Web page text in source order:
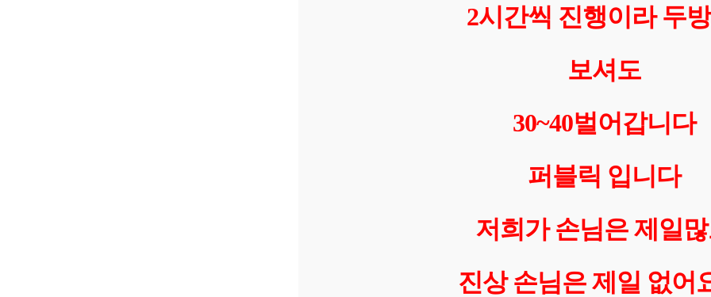
2시간씩 진행이라 두
보셔도
30~40벌어갑니다
퍼블릭 입니다
저희가 손님은 제일
진상 손님은 제일 없어